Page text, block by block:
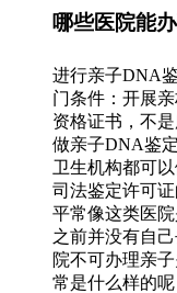
哪些医院能
进行亲子DNA
门条件：开展
资格证书，不
做亲子DNA鉴
卫生机构都可
司法鉴定许可
平常像这类医
之前并没有自
院不可办理亲
常是什么样的